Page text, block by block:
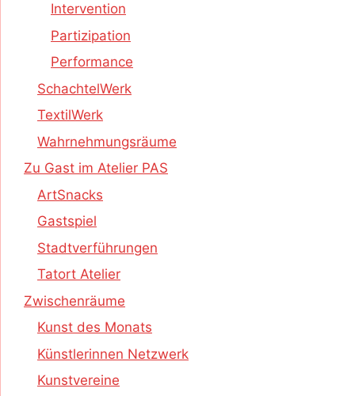
Intervention
Partizipation
Performance
SchachtelWerk
TextilWerk
Wahrnehmungsräume
Zu Gast im Atelier PAS
ArtSnacks
Gastspiel
Stadtverführungen
Tatort Atelier
Zwischenräume
Kunst des Monats
Künstlerinnen Netzwerk
Kunstvereine